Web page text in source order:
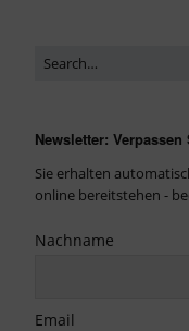
Newsletter:
Sie erhalten
online bereitstehen -
Nachname
Email